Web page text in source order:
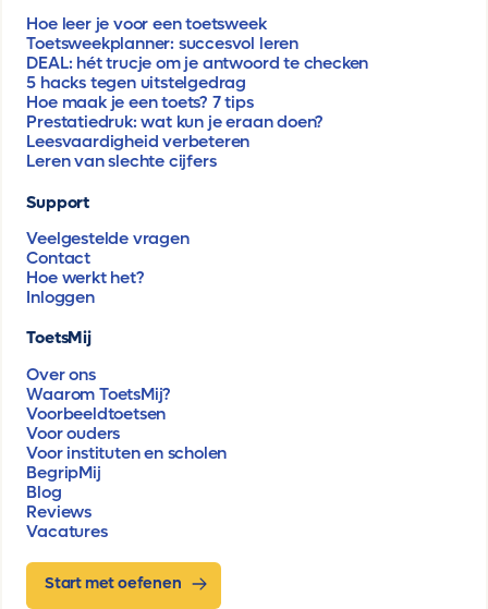
Hoe leer je voor een toetsweek
Toetsweekplanner: succesvol leren
DEAL: hét trucje om je antwoord te checken
5 hacks tegen uitstelgedrag
Hoe maak je een toets? 7 tips
Prestatiedruk: wat kun je eraan doen?
Leesvaardigheid verbeteren
Leren van slechte cijfers
Support
Veelgestelde vragen
Contact
Hoe werkt het?
Inloggen
ToetsMij
Over ons
Waarom ToetsMij?
Voorbeeldtoetsen
Voor ouders
Voor instituten en scholen
BegripMij
Blog
Reviews
Vacatures
Start met oefenen